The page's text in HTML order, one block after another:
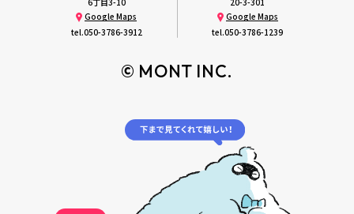
Google Maps
tel.050-3786-3912
Google Maps
tel.050-3786-1239
© MONT INC.